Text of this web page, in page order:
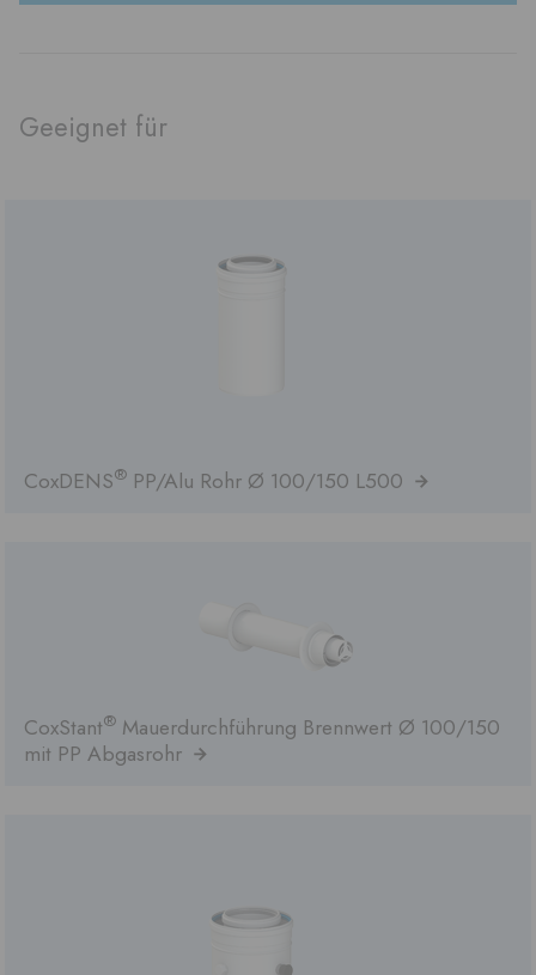
Geeignet für
CoxDENS® PP/Alu Rohr Ø 100/150 L500
CoxStant® Mauerdurchführung Brennwert Ø 100/150
mit PP Abgasrohr